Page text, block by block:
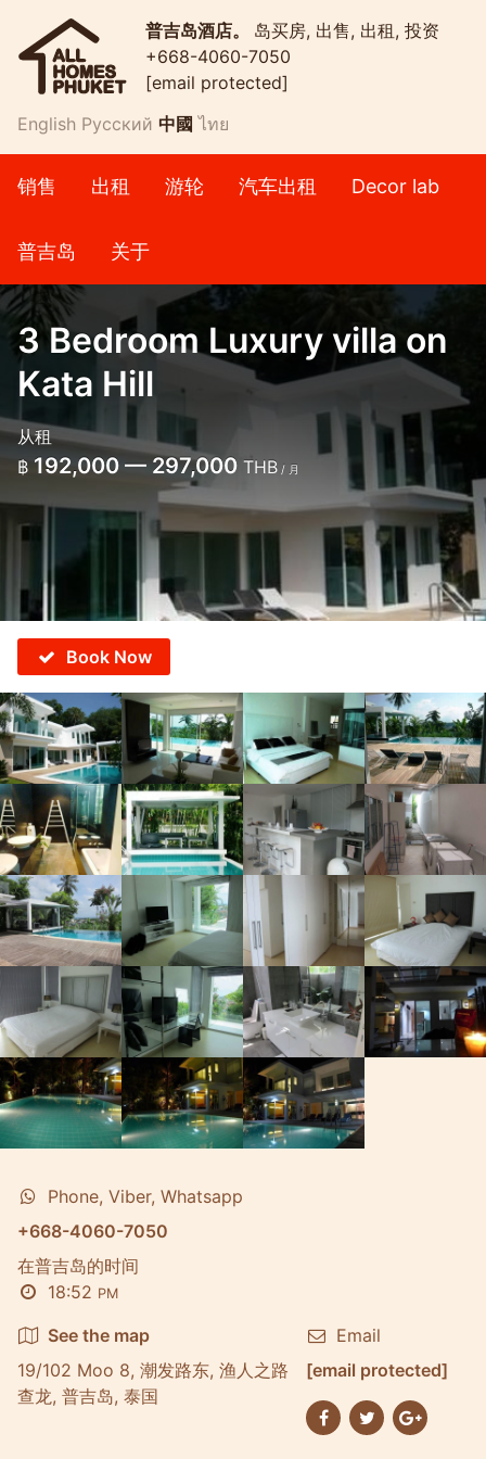
普吉岛酒店。 岛买房, 出售, 出租, 投资
+668-4060-7050
[email protected]
English Русский 中國 ไทย
销售 出租 游轮 汽车出租 Decor lab
普吉岛 关于
3 Bedroom Luxury villa on
Kata Hill
从租
฿ 192,000 — 297,000 THB / 月
Book Now
Phone, Viber, Whatsapp
+668-4060-7050
在普吉岛的时间
18:52 PM
See the map
19/102 Moo 8, 潮发路东, 渔人之路
查龙, 普吉岛, 泰国
Email
[email protected]